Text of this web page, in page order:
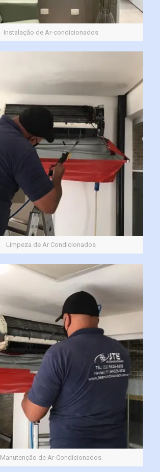
Instalação de Ar-condicionados
Limpeza de Ar Condicionados
Manutenção de Ar-Condicionados